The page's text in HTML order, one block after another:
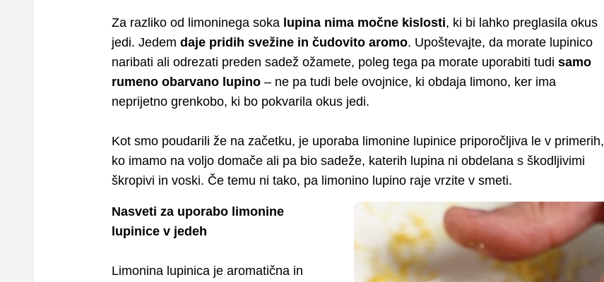
Za razliko od limoninega soka lupina nima močne kislosti, ki bi lahko preglasila okus
jedi. Jedem daje pridih svežine in čudovito aromo. Upoštevajte, da morate lupinico
naribati ali odrezati preden sadež ožamete, poleg tega pa morate uporabiti tudi samo
rumeno obarvano lupino – ne pa tudi bele ovojnice, ki obdaja limono, ker ima
neprijetno grenkobo, ki bo pokvarila okus jedi.
Kot smo poudarili že na začetku, je uporaba limonine lupinice priporočljiva le v primerih,
ko imamo na voljo domače ali pa bio sadeže, katerih lupina ni obdelana s škodljivimi
škropivi in voski. Če temu ni tako, pa limonino lupino raje vrzite v smeti.
Nasveti za uporabo limonine
lupinice v jedeh
Limonina lupinica je aromatična in